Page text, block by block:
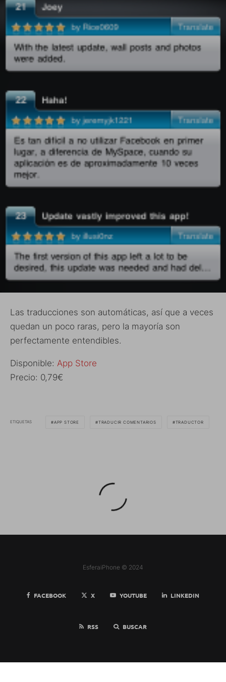
Las traducciones son automáticas, así que a veces
quedan un poco raras, pero la mayoría son
perfectamente entendibles.
Disponible: App Store
Precio: 0,79€
ETIQUETAS APP STORE TRADUCIR COMENTARIOS TRADUCTOR
EsferaiPhone © 2024
FACEBOOK X YOUTUBE LINKEDIN
RSS BUSCAR